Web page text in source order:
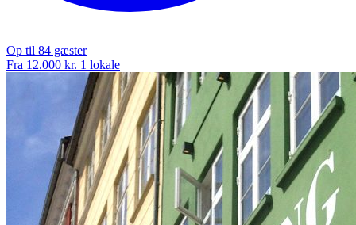
Op til 84 gæster
Fra 12.000 kr. 1 lokale